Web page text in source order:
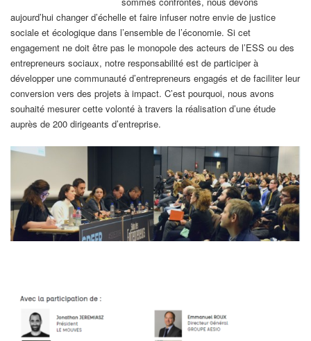
aujourd’hui changer d’échelle et faire infuser notre envie de justice
sociale et écologique dans l’ensemble de l’économie. Si cet
engagement ne doit être pas le monopole des acteurs de l’ESS ou des
entrepreneurs sociaux, notre responsabilité est de participer à
développer une communauté d’entrepreneurs engagés et de faciliter leur
conversion vers des projets à impact. C’est pourquoi, nous avons
souhaité mesurer cette volonté à travers la réalisation d’une étude
auprès de 200 dirigeants d’entreprise.